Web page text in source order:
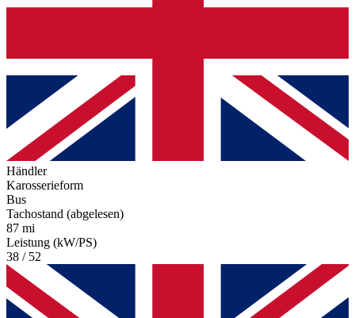
Händler
Karosserieform
Bus
Tachostand (abgelesen)
87 mi
Leistung (kW/PS)
38 / 52